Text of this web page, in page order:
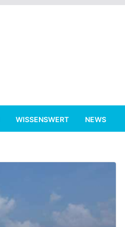
WISSENSWERT NEWS